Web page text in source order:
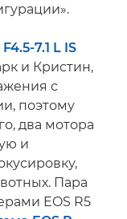
7.1 L IS
и Кристин,
с
поэтому
два мотора
и
Пара
EOS R5